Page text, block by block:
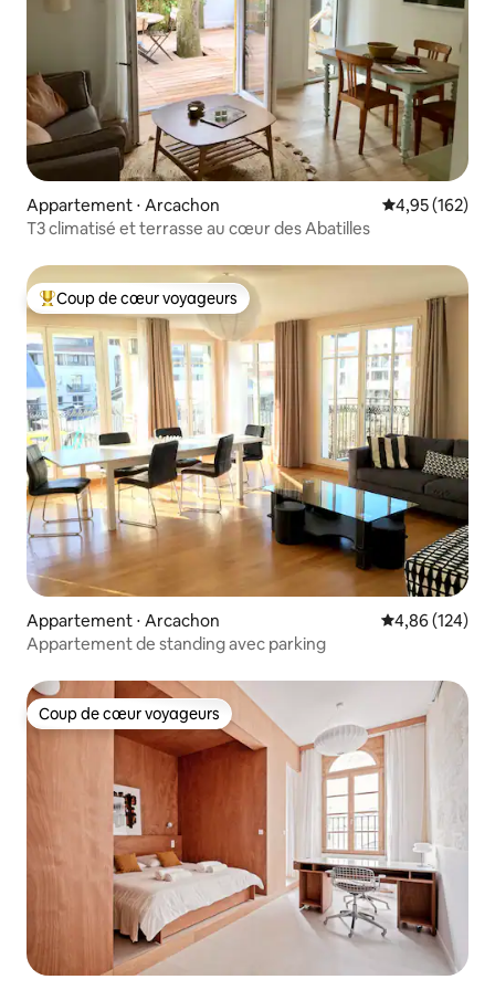
Appartement ⋅ Arcachon Évaluation
4,95 (162)
T3 climatisé et terrasse au cœur des Abatilles
Coups de cœur voyageurs les plus appréciés
Coup de cœur voyageurs
Appartement ⋅ Arcachon Évaluation
4,86 (124)
Appartement de standing avec parking
Coup de cœur voyageurs
Coup de cœur voyageurs